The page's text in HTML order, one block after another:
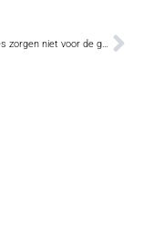
“GAS boetes zorgen niet voor de gevreesde heksenjacht”